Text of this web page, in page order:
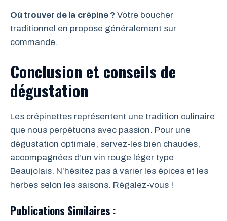
Où trouver de la crépine ? Votre boucher
traditionnel en propose généralement sur
commande.
Conclusion et conseils de
dégustation
Les crépinettes représentent une tradition culinaire
que nous perpétuons avec passion. Pour une
dégustation optimale, servez-les bien chaudes,
accompagnées d’un vin rouge léger type
Beaujolais. N’hésitez pas à varier les épices et les
herbes selon les saisons. Régalez-vous !
Publications Similaires :